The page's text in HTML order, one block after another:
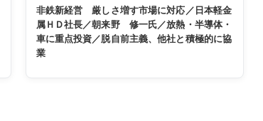
非鉄新経営 厳しさ増す市場に対応／日本軽金
属ＨＤ社長／朝来野 修一氏／放熱・半導体・
車に重点投資／脱自前主義、他社と積極的に協
業